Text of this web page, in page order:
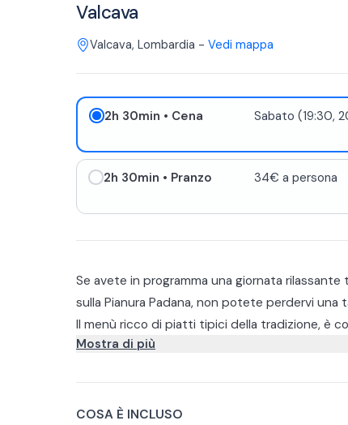
Valcava
Valcava, Lombardia - Vedi mappa
2h 30min • Cena Sabato (19:30,
2h 30min • Pranzo 34€ a persona
Se avete in programma una giornata
sulla Pianura Padana, non potete perdervi
Il menù ricco di piatti tipici della tradizione, è
Tris di primi di pasta fresca.
Caffè, Bibite e vino della casa.
pregati di contattare la struttura seguito della
Mostra di più
COSA È INCLUSO